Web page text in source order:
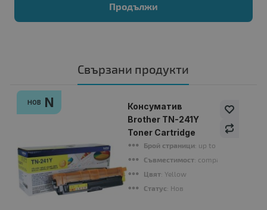
Продължи
Свързани продукти
НОВ N
Консуматив
Brother TN-241Y
Toner Cartridge
Брой страници: up to 1400 pages
Съвместимост: compatible with
Цвят: Yellow
Статус: Нов